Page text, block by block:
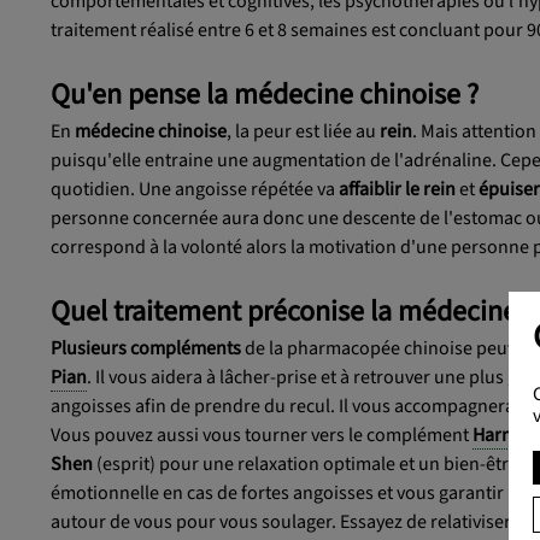
traitement réalisé entre 6 et 8 semaines est concluant pour
Qu'en pense la médecine chinoise ?
En médecine chinoise, la peur est liée au rein. Mais
puisqu'elle entraine une augmentation de l'adrénaline.
quotidien. Une angoisse répétée va affaiblir le reinet
personne concernée aura donc une descente de l'estomac
correspond à la volonté alors la motivation d'une personne
Quel traitement préconise la médecine
Plusieurs complémentsde la pharmacopée chinoise
Pian. Il vous aidera à lâcher-prise et à retrouver une plus
angoisses afin de prendre du recul. Il vous accompagnera
Vous pouvez aussi vous tourner vers le complément
Shen(esprit) pour une relaxation optimale et un bien-être
émotionnelle en cas de fortes angoisses et vous garantir
autour de vous pour vous soulager. Essayez de relativiser